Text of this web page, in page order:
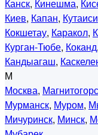
Канск, Кинешма,
Киев, Капан, Кутаиси
Кокшетау, Каракол,
Курган-Тюбе, Коканд,
Кандыагаш,
М
Москва,
Мурманск, Муром,
Мичуринск, Минск,